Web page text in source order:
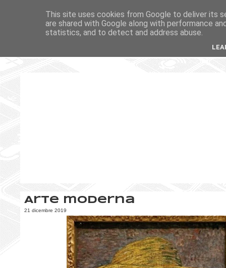
Arte moderna
21 dicembre 2019
This site uses cookies from Google to deliver its
are shared with Google along with performance
statistics, and to detect and address abuse.